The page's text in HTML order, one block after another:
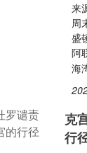
来
周
盛
阿
海
克
行